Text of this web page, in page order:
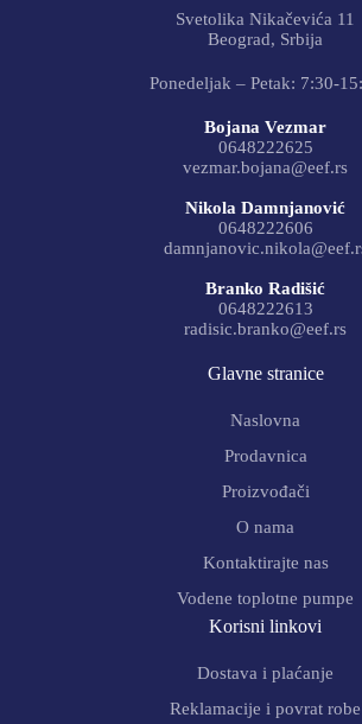
Svetolika Nikačevića 11
Beograd, Srbija
Ponedeljak – Petak: 7:30-
Bojana Vezmar
0648222625
vezmar.bojana@eef.rs
Nikola Damnjanović
0648222606
Branko Radišić
0648222613
radisic.branko@eef.rs
Glavne stranice
Naslovna
Prodavnica
Proizvođači
O nama
Kontaktirajte nas
Vodene toplotne pumpe
Korisni linkovi
Dostava i plaćanje
Reklamacije i povrat robe